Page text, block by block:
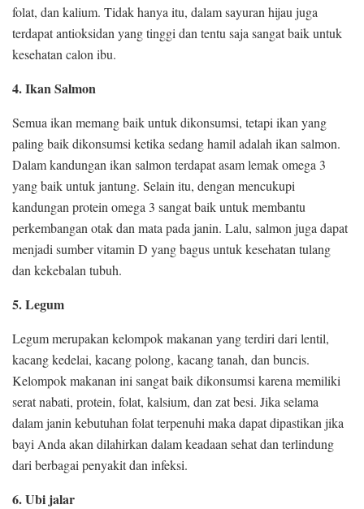
folat, dan kalium. Tidak hanya itu, dalam sayuran hijau juga
terdapat antioksidan yang tinggi dan tentu saja sangat baik untuk
kesehatan calon ibu.
4. Ikan Salmon
Semua ikan memang baik untuk dikonsumsi, tetapi ikan yang
paling baik dikonsumsi ketika sedang hamil adalah ikan salmon.
Dalam kandungan ikan salmon terdapat asam lemak omega 3
yang baik untuk jantung. Selain itu, dengan mencukupi
kandungan protein omega 3 sangat baik untuk membantu
perkembangan otak dan mata pada janin. Lalu, salmon juga dapat
menjadi sumber vitamin D yang bagus untuk kesehatan tulang
dan kekebalan tubuh.
5. Legum
Legum merupakan kelompok makanan yang terdiri dari lentil,
kacang kedelai, kacang polong, kacang tanah, dan buncis.
Kelompok makanan ini sangat baik dikonsumsi karena memiliki
serat nabati, protein, folat, kalsium, dan zat besi. Jika selama
dalam janin kebutuhan folat terpenuhi maka dapat dipastikan jika
bayi Anda akan dilahirkan dalam keadaan sehat dan terlindung
dari berbagai penyakit dan infeksi.
6. Ubi jalar